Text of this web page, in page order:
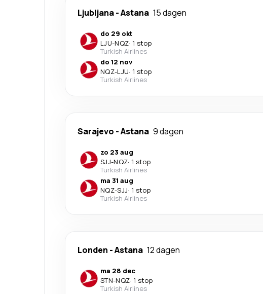
Ljubljana-Astana 15 dagen
do 29 okt
LJU-NQZ· 1 stop
Turkish Airlines
do 12 nov
NQZ-LJU· 1 stop
Turkish Airlines
Sarajevo -Astana 9 dagen
zo 23 aug
SJJ-NQZ· 1 stop
Turkish Airlines
ma 31 aug
NQZ-SJJ· 1 stop
Turkish Airlines
Londen -Astana 12 dagen
ma 28 dec
STN-NQZ· 1 stop
Turkish Airlines